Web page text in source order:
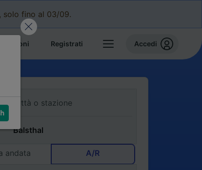
, solo fino al 03/09.
Registrati Accedi
andata A/R